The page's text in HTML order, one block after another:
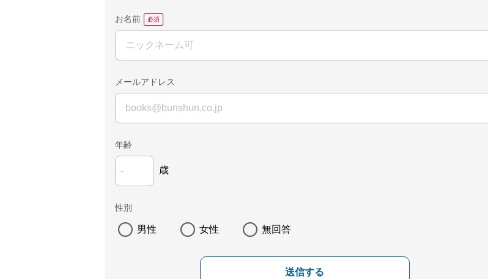
お名前
メールアドレス
年齢
歳
性別
男性 女性 無回答
送信する